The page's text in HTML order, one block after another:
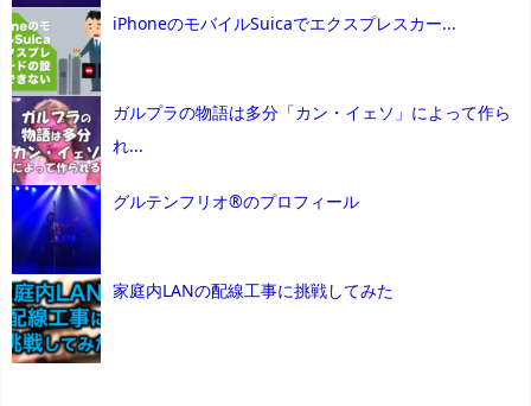
iPhoneのモバイルSuicaでエクスプレスカー...
ガルプラの物語は多分「カン・イェソ」によって作ら
れ...
グルテンフリオ®のプロフィール
家庭内LANの配線工事に挑戦してみた